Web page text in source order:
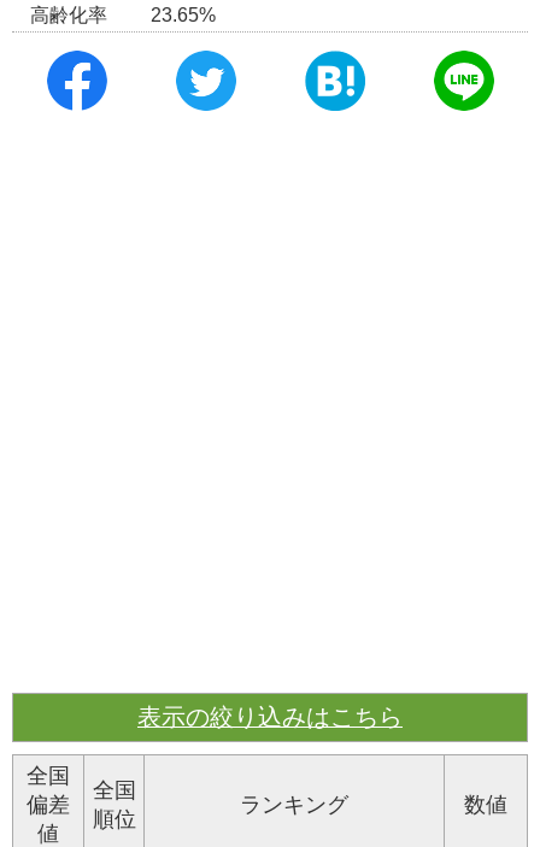
高齢化率
23.65%
表示の絞り込みはこちら
全国
偏差
値
全国
順位
ランキング 数値